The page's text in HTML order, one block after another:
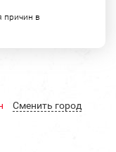
причин в
Cменить город